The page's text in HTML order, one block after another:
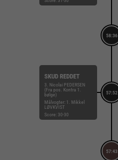
58:36
57:52
SKUD REDDET
3. Nicolai PEDERSEN
(Fra pos. Kontra 1.
bølge)
Målvogter: 1. Mikkel
LØVKVIST
Score: 30-30
57:43